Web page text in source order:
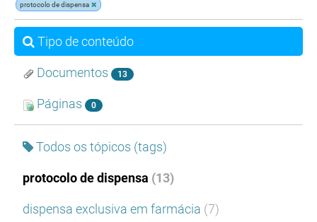
protocolo de dispensa
Tipo de conteúdo
Documentos 13
Páginas 0
Todos os tópicos (tags)
protocolo de dispensa (13)
dispensa exclusiva em farmácia (7)